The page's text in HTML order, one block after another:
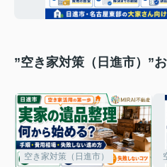
”空き家対策（日進市）”
空き家対策（日進市）